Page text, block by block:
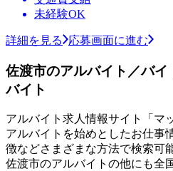
未経験OK
詳細を見る 応募画面に進む
佐渡市のアルバイト／バ
バイト
アルバイト求人情報サイト「マ
アルバイトを始めとしたお仕事
徴などさまざまな方法で検索可
佐渡市のアルバイトの他にも全